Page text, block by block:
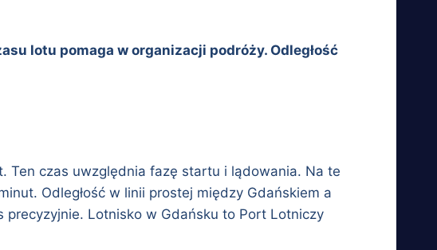
lotu pomaga w organizacji podróży. Odległość
Ten czas uwzględnia fazę startu i lądowania. Na te
Odległość w linii prostej między Gdańskiem a
Lotnisko w Gdańsku to Port Lotniczy